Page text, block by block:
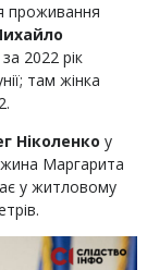
проживання
2022 рік
там жінка
Ніколенко у
Маргарита
у житловому